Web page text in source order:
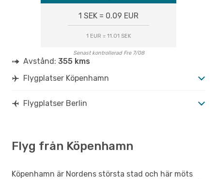
1 SEK = 0.09 EUR
1 EUR = 11.01 SEK
Senast kontrollerad Fre 7/08
Avstånd: 355 kms
Flygplatser Köpenhamn
Flygplatser Berlin
Flyg från Köpenhamn
Köpenhamn är Nordens största stad och här möts